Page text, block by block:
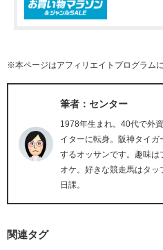
※本ページはアフィリエイトプログラム
筆者：センター
1978年生まれ。40代で外
イターに転身。阪神タイ
するオッサンです。趣味は
オケ。好きな競走馬はタ
日課。
関連タグ